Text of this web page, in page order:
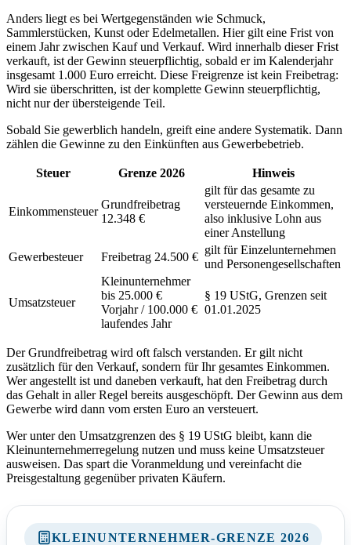
Anders liegt es bei Wertgegenständen wie Schmuck,
Sammlerstücken, Kunst oder Edelmetallen. Hier gilt eine Frist von
einem Jahr zwischen Kauf und Verkauf. Wird innerhalb dieser Frist
verkauft, ist der Gewinn steuerpflichtig, sobald er im Kalenderjahr
insgesamt 1.000 Euro erreicht. Diese Freigrenze ist kein Freibetrag:
Wird sie überschritten, ist der komplette Gewinn steuerpflichtig,
nicht nur der übersteigende Teil.
Sobald Sie gewerblich handeln, greift eine andere Systematik. Dann
zählen die Gewinne zu den Einkünften aus Gewerbebetrieb.
Steuer Grenze 2026 Hinweis
Einkommensteuer
Grundfreibetrag
12.348 €
gilt für das gesamte zu
versteuernde Einkommen,
also inklusive Lohn aus
einer Anstellung
Gewerbesteuer
Freibetrag 24.500 €
gilt für Einzelunternehmen
und Personengesellschaften
Umsatzsteuer
Kleinunternehmer
bis 25.000 €
Vorjahr / 100.000 €
laufendes Jahr
§ 19 UStG, Grenzen seit
01.01.2025
Der Grundfreibetrag wird oft falsch verstanden. Er gilt nicht
zusätzlich für den Verkauf, sondern für Ihr gesamtes Einkommen.
Wer angestellt ist und daneben verkauft, hat den Freibetrag durch
das Gehalt in aller Regel bereits ausgeschöpft. Der Gewinn aus dem
Gewerbe wird dann vom ersten Euro an versteuert.
Wer unter den Umsatzgrenzen des § 19 UStG bleibt, kann die
Kleinunternehmerregelung nutzen und muss keine Umsatzsteuer
ausweisen. Das spart die Voranmeldung und vereinfacht die
Preisgestaltung gegenüber privaten Käufern.
KLEINUNTERNEHMER-GRENZE 2026